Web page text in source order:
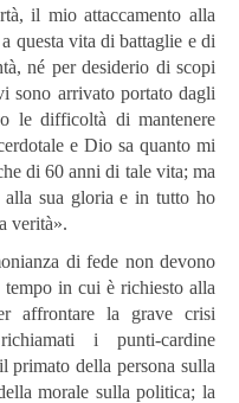
il mio attaccamento alla
questa vita di battaglie e di
né per desiderio di scopi
sono arrivato portato dagli
le difficoltà di mantenere
e Dio sa quanto mi
di 60 anni di tale vita; ma
sua gloria e in tutto ho
verità».
di fede non devono
in cui è richiesto alla
affrontare la grave crisi
i punti-cardine
primato della persona sulla
morale sulla politica; la